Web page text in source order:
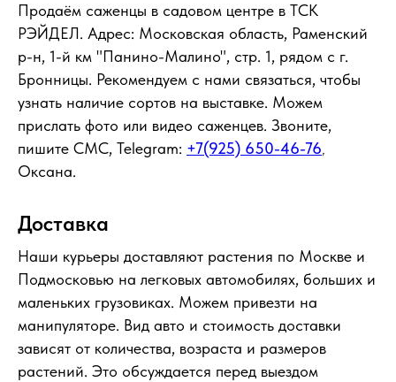
Продаём саженцы в садовом центре в ТСК
РЭЙДЕЛ. Адрес: Московская область, Раменский
р-н, 1-й км "Панино-Малино", стр. 1, рядом с г.
Бронницы. Рекомендуем с нами связаться, чтобы
узнать наличие сортов на выставке. Можем
прислать фото или видео саженцев. Звоните,
пишите СМС, Telegram: +7(925) 650-46-76,
Оксана.
Доставка
Наши курьеры доставляют растения по Москве и
Подмосковью на легковых автомобилях, больших и
маленьких грузовиках. Можем привезти на
манипуляторе. Вид авто и стоимость доставки
зависят от количества, возраста и размеров
растений. Это обсуждается перед выездом